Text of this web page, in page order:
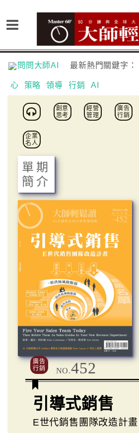
問問大師AI 最新熱門關鍵字：
心 策略 領導 行銷 AI
創意
思考
經營
管理
廣告
行銷
企業
名人
單期
簡介
廣告
行銷
NO.452
引導式銷售
E世代銷售團隊改造計畫